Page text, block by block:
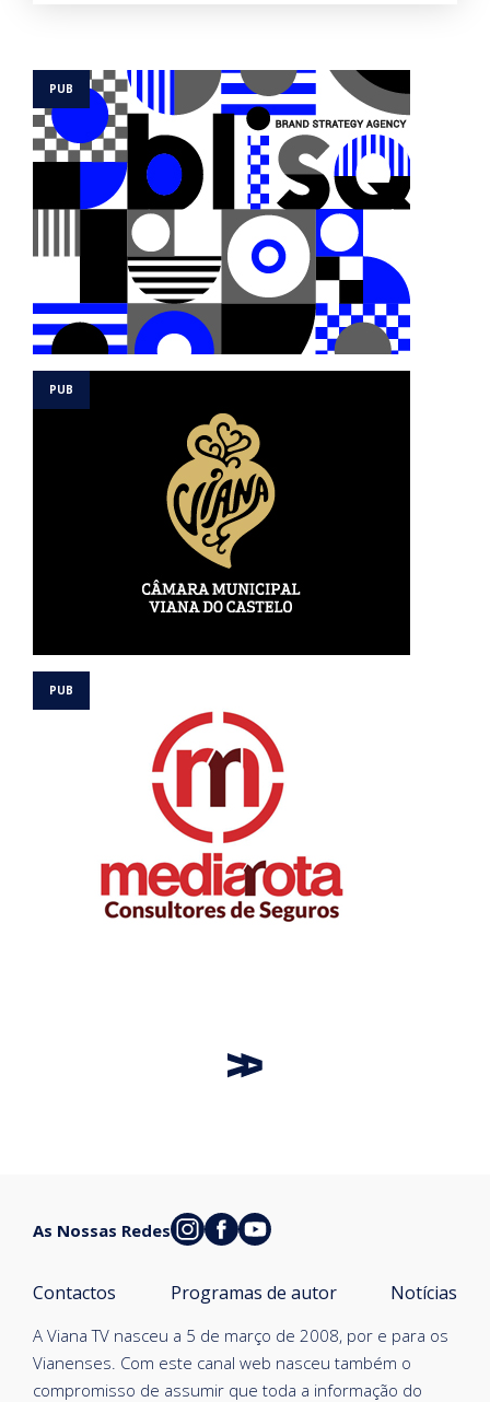
A Viana TV nasceu a 5 de março de 2008, por e para os
Vianenses. Com este canal web nasceu também o
compromisso de assumir que toda a informação do
Contactos Programas de autor Notícias
As Nossas Redes